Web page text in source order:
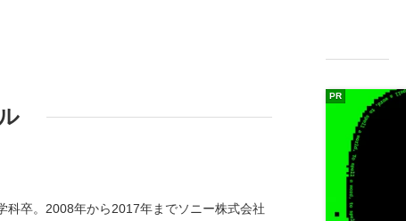
科卒。2008年から2017年までソニー株式会社
PR